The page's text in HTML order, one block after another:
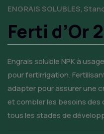
ENGRAIS SOLUBLES
Ferti d’Or
Engrais soluble NPK à
pour fertirrigation.
adapter pour assurer une
et combler les besoins
tous les stades de